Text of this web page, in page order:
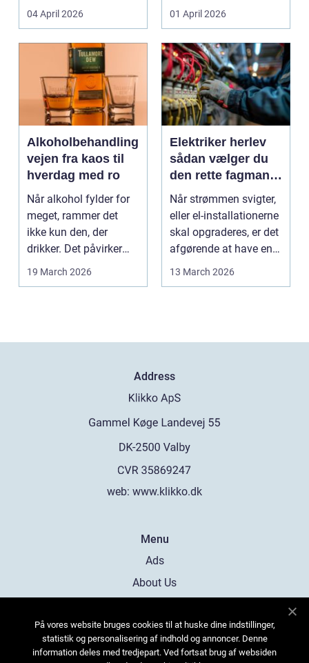
Den samme ånd ...
04 April 2026
pludselig ændrer sig,
kan...
01 April 2026
Alkoholbehandling
vejen fra kaos til
hverdag med ro
Når alkohol fylder for
meget, rammer det
ikke kun den, der
drikker. Det påvirker
også familie, arbej...
19 March 2026
Elektriker herlev
sådan vælger du
den rette fagmand
til dine el-opgaver
Når strømmen svigter,
eller el-installationerne
skal opgraderes, er det
afgørende at have en
pålidel...
13 March 2026
Address
web: www.klikko.dk
Menu
Ads
About Us
Contact
Sitemap
På vores website bruges cookies til at huske dine indstillinger,
statistik og personalisering af indhold og annoncer. Denne
information deles med tredjepart. Ved fortsat brug af websiden